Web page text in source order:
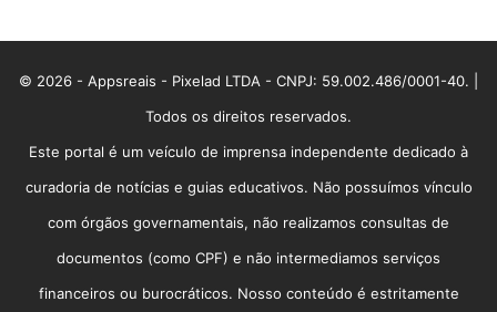
© 2026 - Appsreais - Pixelad LTDA - CNPJ: 59.002.486/0001-40. |
Todos os direitos reservados.
Este portal é um veículo de imprensa independente dedicado à
curadoria de notícias e guias educativos. Não possuímos vínculo
com órgãos governamentais, não realizamos consultas de
documentos (como CPF) e não intermediamos serviços
financeiros ou burocráticos. Nosso conteúdo é estritamente